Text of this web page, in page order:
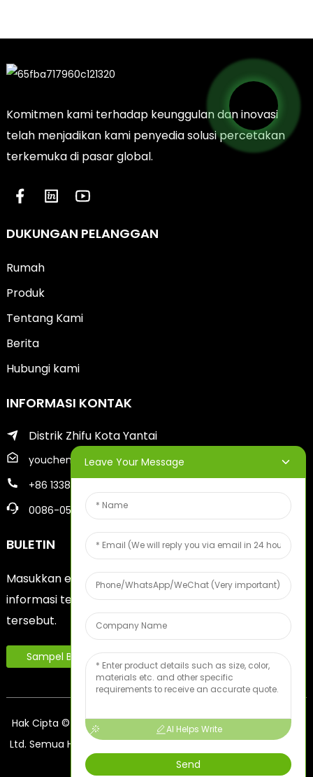
Komitmen kami terhadap keunggulan dan inovasi
telah menjadikan kami penyedia solusi percetakan
terkemuka di pasar global.
DUKUNGAN PELANGGAN
Rumah
Produk
Tentang Kami
Berita
Hubungi kami
INFORMASI KONTAK
Distrik Zhifu Kota Yantai
youcheng@ytscreenprinter.com
+86 13386383930
0086-05356730996
BULETIN
Masukkan email Anda dan kami akan mengirimkan
informasi terbaru mengenai rencana-rencana
tersebut.
Sampel Buah Gratis
Hak Cipta © 2024 Yantai Youcheng Printing Equipment Co.,
Ltd. Semua Hak Dilindungi Undang-Undang- Peta Situs BLOG
Leave Your Message
AI Helps Write
Send